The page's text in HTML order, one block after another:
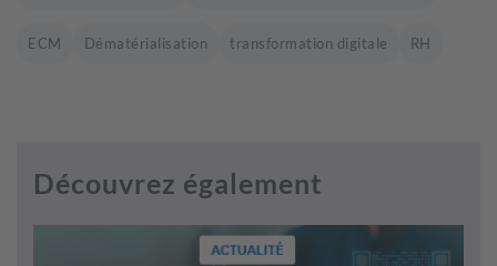
ECM Dématérialisation transformation digitale RH
Découvrez également